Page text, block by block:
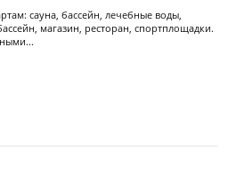
сауна, бассейн, лечебные воды,
магазин, ресторан, спортплощадки.